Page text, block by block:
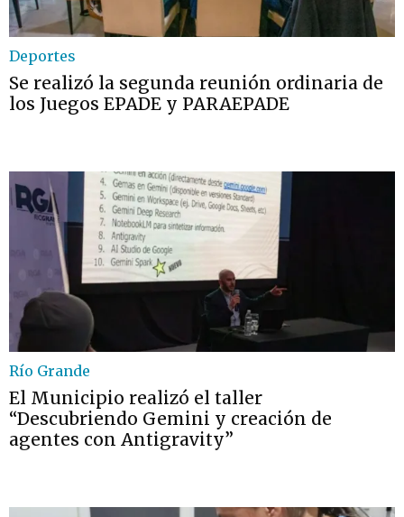
Deportes
Se realizó la segunda reunión ordinaria de
los Juegos EPADE y PARAEPADE
Río Grande
El Municipio realizó el taller
“Descubriendo Gemini y creación de
agentes con Antigravity”